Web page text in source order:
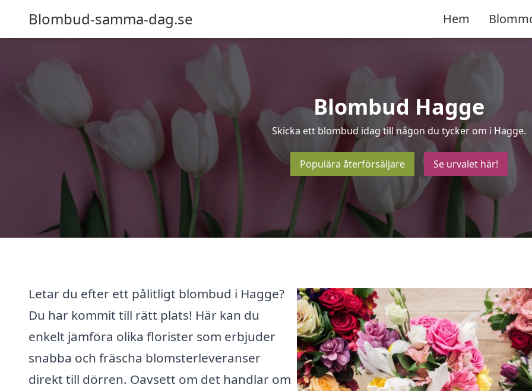
Blombud-samma-dag.se Hem
Blombud Hagge
Skicka ett blombud idag till någon du tycker om i Hagge.
Populära återförsäljare Se urvalet här!
Letar du efter ett pålitligt blombud i Hagge?
Du har kommit till rätt plats! Här kan du
enkelt jämföra olika florister som erbjuder
snabba och fräscha blomsterleveranser
direkt till dörren. Oavsett om det handlar om